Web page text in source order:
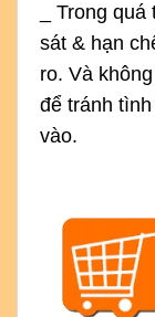
_ Trong
sát & hạn
ro. Và
để tránh
vào.